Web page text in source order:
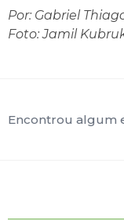
Por: Gabriel
Foto: Jamil
Encontrou algum